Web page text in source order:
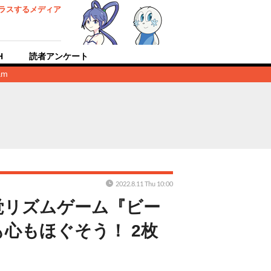
スするメディア
読者アンケート
ズムゲーム『ビー
心もほぐそう！ 2枚
2022.8.11 Thu 10:00